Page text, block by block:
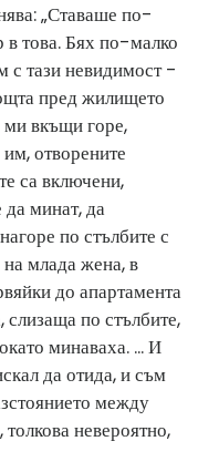
„Ставаше по-
това. Бях по-малко
с тази невидимост -
пред жилището
вкъщи горе,
отворените
са включени,
да минат, да
по стълбите с
млада жена, в
до апартамента
по стълбите,
минаваха. ... И
да отида, и съм
между
невероятно,